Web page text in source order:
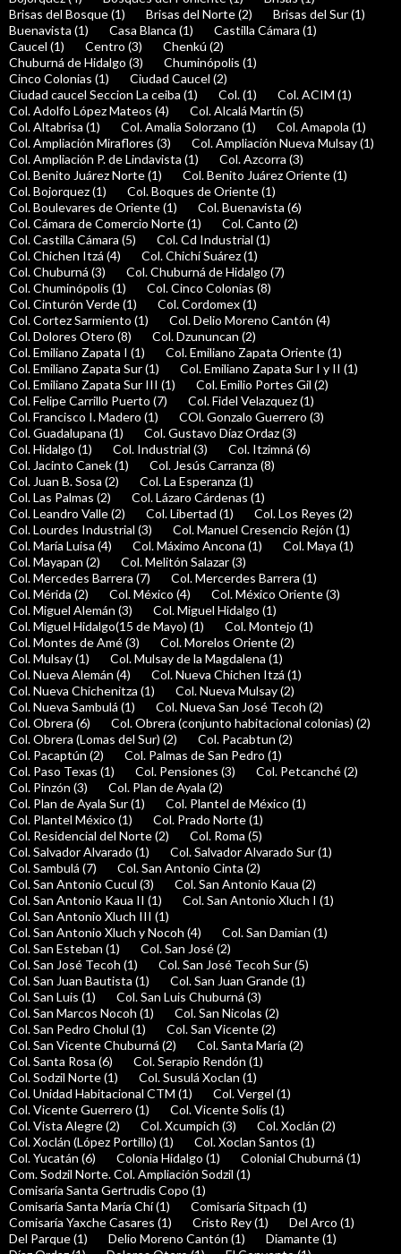
Brisas del Bosque (1)
Brisas del Norte (2)
Brisas del Sur (1)
Buenavista (1)
Casa Blanca (1)
Castilla Cámara (1)
Caucel (1)
Centro (3)
Chenkú (2)
Chuburná de Hidalgo (3)
Chuminópolis (1)
Cinco Colonias (1)
Ciudad Caucel (2)
Ciudad caucel Seccion La ceiba (1)
Col. (1)
Col. ACIM (1)
Col. Adolfo López Mateos (4)
Col. Alcalá Martín (5)
Col. Altabrisa (1)
Col. Amalia Solorzano (1)
Col. Amapola (1)
Col. Ampliación Miraflores (3)
Col. Ampliación Nueva Mulsay (1)
Col. Ampliación P. de Lindavista (1)
Col. Azcorra (3)
Col. Benito Juárez Norte (1)
Col. Benito Juárez Oriente (1)
Col. Bojorquez (1)
Col. Boques de Oriente (1)
Col. Boulevares de Oriente (1)
Col. Buenavista (6)
Col. Cámara de Comercio Norte (1)
Col. Canto (2)
Col. Castilla Cámara (5)
Col. Cd Industrial (1)
Col. Chichen Itzá (4)
Col. Chichí Suárez (1)
Col. Chuburná (3)
Col. Chuburná de Hidalgo (7)
Col. Chuminópolis (1)
Col. Cinco Colonias (8)
Col. Cinturón Verde (1)
Col. Cordomex (1)
Col. Cortez Sarmiento (1)
Col. Delio Moreno Cantón (4)
Col. Dolores Otero (8)
Col. Dzununcan (2)
Col. Emiliano Zapata I (1)
Col. Emiliano Zapata Oriente (1)
Col. Emiliano Zapata Sur (1)
Col. Emiliano Zapata Sur I y II (1)
Col. Emiliano Zapata Sur III (1)
Col. Emilio Portes Gil (2)
Col. Felipe Carrillo Puerto (7)
Col. Fidel Velazquez (1)
Col. Francisco I. Madero (1)
COl. Gonzalo Guerrero (3)
Col. Guadalupana (1)
Col. Gustavo Díaz Ordaz (3)
Col. Hidalgo (1)
Col. Industrial (3)
Col. Itzimná (6)
Col. Jacinto Canek (1)
Col. Jesús Carranza (8)
Col. Juan B. Sosa (2)
Col. La Esperanza (1)
Col. Las Palmas (2)
Col. Lázaro Cárdenas (1)
Col. Leandro Valle (2)
Col. Libertad (1)
Col. Los Reyes (2)
Col. Lourdes Industrial (3)
Col. Manuel Cresencio Rejón (1)
Col. María Luisa (4)
Col. Máximo Ancona (1)
Col. Maya (1)
Col. Mayapan (2)
Col. Melitón Salazar (3)
Col. Mercedes Barrera (7)
Col. Mercerdes Barrera (1)
Col. Mérida (2)
Col. México (4)
Col. México Oriente (3)
Col. Miguel Alemán (3)
Col. Miguel Hidalgo (1)
Col. Miguel Hidalgo(15 de Mayo) (1)
Col. Montejo (1)
Col. Montes de Amé (3)
Col. Morelos Oriente (2)
Col. Mulsay (1)
Col. Mulsay de la Magdalena (1)
Col. Nueva Alemán (4)
Col. Nueva Chichen Itzá (1)
Col. Nueva Chichenitza (1)
Col. Nueva Mulsay (2)
Col. Nueva Sambulá (1)
Col. Nueva San José Tecoh (2)
Col. Obrera (6)
Col. Obrera (conjunto habitacional colonias) (2)
Col. Obrera (Lomas del Sur) (2)
Col. Pacabtun (2)
Col. Pacaptún (2)
Col. Palmas de San Pedro (1)
Col. Paso Texas (1)
Col. Pensiones (3)
Col. Petcanché (2)
Col. Pinzón (3)
Col. Plan de Ayala (2)
Col. Plan de Ayala Sur (1)
Col. Plantel de México (1)
Col. Plantel México (1)
Col. Prado Norte (1)
Col. Residencial del Norte (2)
Col. Roma (5)
Col. Salvador Alvarado (1)
Col. Salvador Alvarado Sur (1)
Col. Sambulá (7)
Col. San Antonio Cinta (2)
Col. San Antonio Cucul (3)
Col. San Antonio Kaua (2)
Col. San Antonio Kaua II (1)
Col. San Antonio Xluch I (1)
Col. San Antonio Xluch III (1)
Col. San Antonio Xluch y Nocoh (4)
Col. San Damian (1)
Col. San Esteban (1)
Col. San José (2)
Col. San José Tecoh (1)
Col. San José Tecoh Sur (5)
Col. San Juan Bautista (1)
Col. San Juan Grande (1)
Col. San Luis (1)
Col. San Luis Chuburná (3)
Col. San Marcos Nocoh (1)
Col. San Nicolas (2)
Col. San Pedro Cholul (1)
Col. San Vicente (2)
Col. San Vicente Chuburná (2)
Col. Santa María (2)
Col. Santa Rosa (6)
Col. Serapio Rendón (1)
Col. Sodzil Norte (1)
Col. Susulá Xoclan (1)
Col. Unidad Habitacional CTM (1)
Col. Vergel (1)
Col. Vicente Guerrero (1)
Col. Vicente Solís (1)
Col. Vista Alegre (2)
Col. Xcumpich (3)
Col. Xoclán (2)
Col. Xoclán (López Portillo) (1)
Col. Xoclan Santos (1)
Col. Yucatán (6)
Colonia Hidalgo (1)
Colonial Chuburná (1)
Com. Sodzil Norte. Col. Ampliación Sodzil (1)
Comisaría Santa Gertrudis Copo (1)
Comisaría Santa María Chí (1)
Comisaría Sitpach (1)
Comisaría Yaxche Casares (1)
Cristo Rey (1)
Del Arco (1)
Del Parque (1)
Delio Moreno Cantón (1)
Diamante (1)